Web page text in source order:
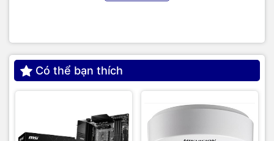
kiện máy tính,Điện máynhư tivi, tủ lạnh, máy giặt, máy hút
ẩm... cùng nhiều thiết bị công nghệ khác.
gia đình và cá nhân.
Có thể bạn thích